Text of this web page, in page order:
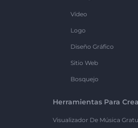
Vídeo
Logo
Diseño Gráfico
Sitio Web
Bosquejo
Herramientas Para
Visualizador De Música